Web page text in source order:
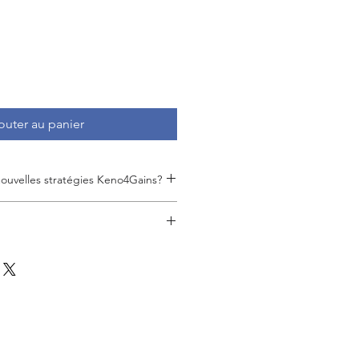
au panier
stratégies Keno4Gains?
du Keno Gagnant à Vie, les
au tarif Lettre Verte.